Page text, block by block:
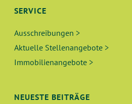
SERVICE
Ausschreibungen >
Aktuelle Stellenangebote >
Immobilienangebote >
NEUESTE BEITRÄGE